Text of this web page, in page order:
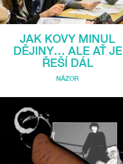
JAK KOVY MINUL
DĚJINY… ALE AŤ JE
ŘEŠÍ DÁL
NÁZOR